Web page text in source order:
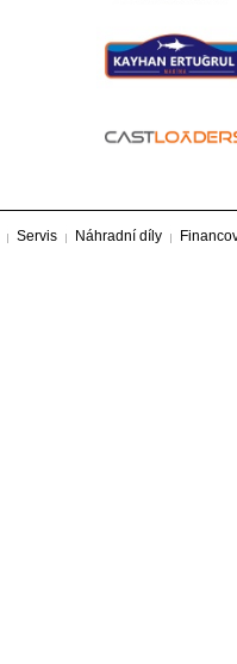
Servis Náhradní díly